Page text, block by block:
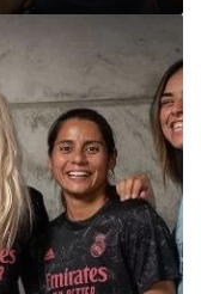
حول
الأحداث
في
فلسطين.
“يحاول
النظام
السعودي
تلميع
صورته
من
خلال
الشراكة
مع